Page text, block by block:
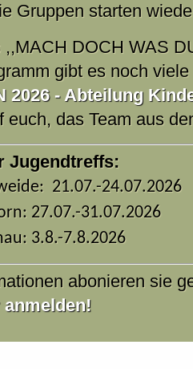
Gruppen starten
DOCH WAS
gibt es noch
2026 - Abteilung
euch, das Team aus
Jugendtreffs:
21.07.-24.07.2026
27.07.-31.07.2026
3.8.-7.8.2026
abonieren sie
anmelden!